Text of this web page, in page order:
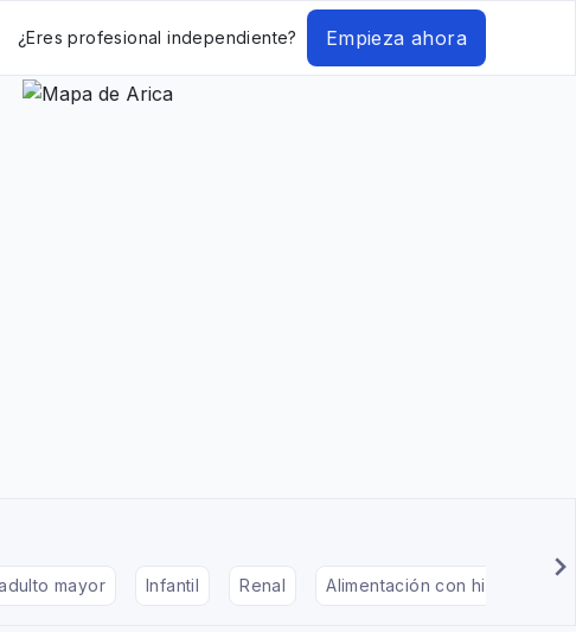
¿Eres profesional independiente? Empieza ahora
mayor Infantil Renal Alimentación con